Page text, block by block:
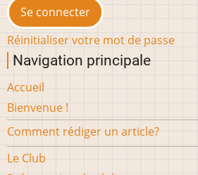
Réinitialiser votre mot de passe
Navigation principale
Accueil
Bienvenue !
Comment rédiger un article?
Le Club